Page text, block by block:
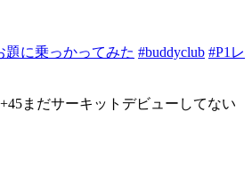
題に乗っかってみた #buddyclub #P1レ
まだサーキットデビューしてない